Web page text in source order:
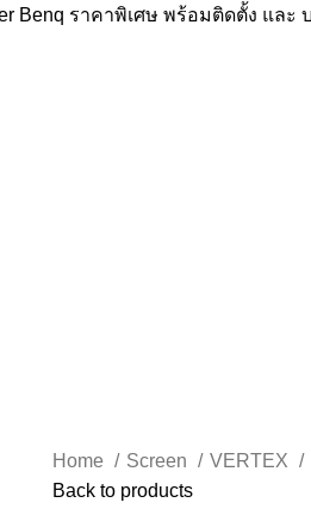
Benq ราคาพิเศษ พร้อมติดตั้ง และ
Home Screen VERTEX
Back to products